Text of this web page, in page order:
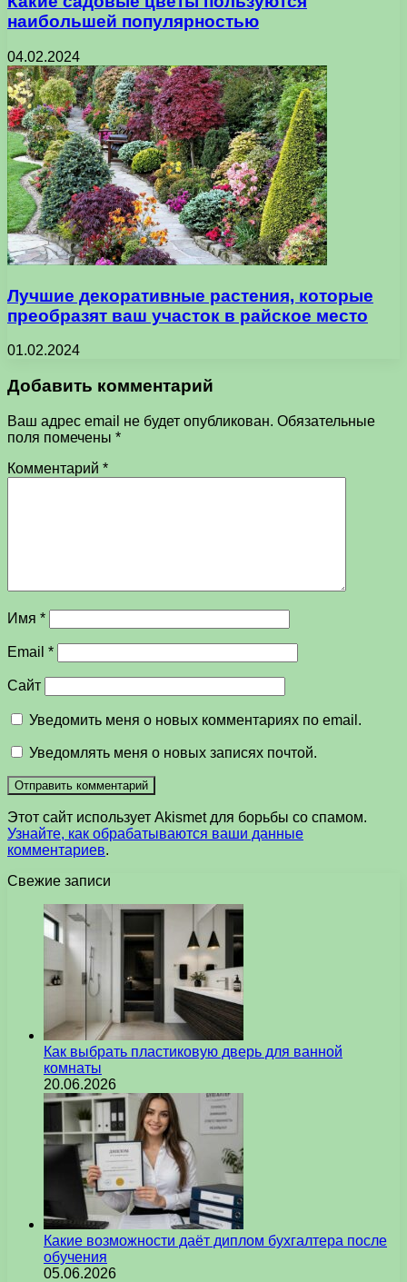
наибольшей популярностью
04.02.2024
Лучшие декоративные растения, которые
преобразят ваш участок в райское место
01.02.2024
Добавить комментарий
Ваш адрес email не будет опубликован. Обязательные
поля помечены *
Комментарий *
Имя *
Email *
Сайт
Уведомить меня о новых комментариях по email.
Уведомлять меня о новых записях почтой.
Этот сайт использует Akismet для борьбы со спамом.
Узнайте, как обрабатываются ваши данные
комментариев.
Свежие записи
Как выбрать пластиковую дверь для ванной
комнаты
20.06.2026
Какие возможности даёт диплом бухгалтера после
обучения
05.06.2026